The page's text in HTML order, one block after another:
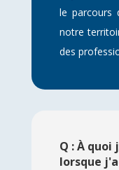
le parcours
notre
des
Q : À quoi
lorsque